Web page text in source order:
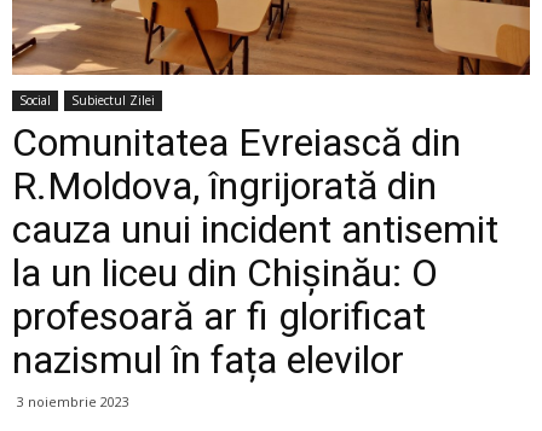
Social Subiectul Zilei
Comunitatea Evreiască din
R.Moldova, îngrijorată din
cauza unui incident antisemit
la un liceu din Chișinău: O
profesoară ar fi glorificat
nazismul în fața elevilor
3 noiembrie 2023